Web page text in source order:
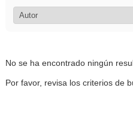
No se ha encontrado ningún
Por favor, revisa los criterios de